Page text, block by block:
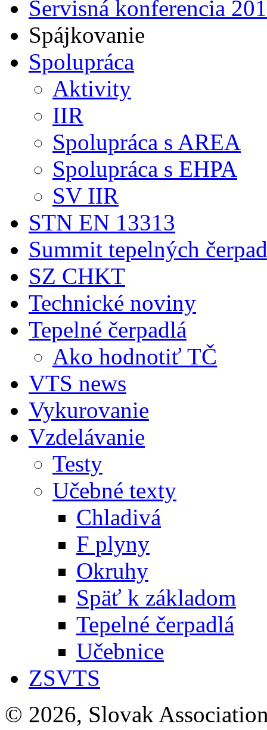
Servisná konferencia
Spájkovanie
Spolupráca
Aktivity
IIR
Spolupráca s AREA
Spolupráca s EHPA
SV IIR
STN EN 13313
Summit tepelných
SZ CHKT
Technické noviny
Tepelné čerpadlá
Ako hodnotiť TČ
VTS news
Vykurovanie
Vzdelávanie
Testy
Učebné texty
Chladivá
F plyny
Okruhy
Späť k základom
Tepelné čerpadlá
Učebnice
ZSVTS
© 2026, Slovak